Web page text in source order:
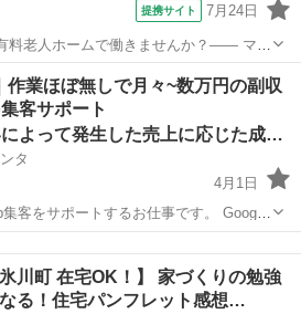
提携サイト 7月24日
て働ける！ ✨資格取得支援など福利厚生充実！ ✨大手なので...
作業ほぼ無しで月々~数万円の副収
客サポート
Web集客によって発生した売上に応じた成果報酬
タ
4月1日
」の登録・初期設定を行っていただき
氷川町 在宅OK！】 家づくりの勉強
る！住宅パンフレット感想…